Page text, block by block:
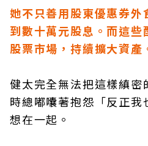
她不只善用股東優惠券外
到數十萬元股息。而這些
股票市場，持續擴大資產
健太完全無法把這樣縝密
時總嘟囔著抱怨「反正
想在一起。